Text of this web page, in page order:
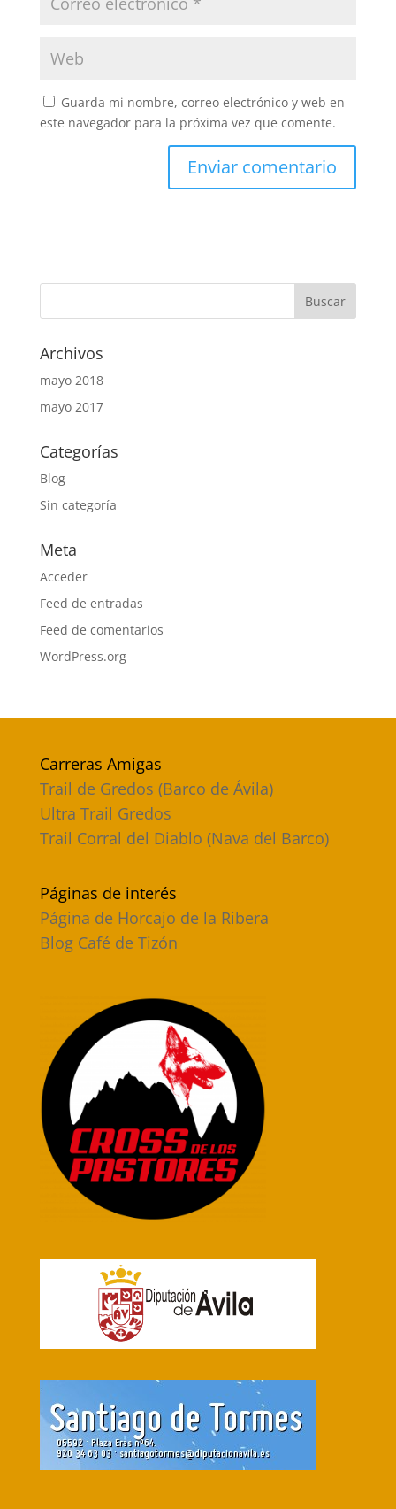
Guarda mi nombre, correo electrónico y web en
este navegador para la próxima vez que comente.
Archivos
mayo 2018
mayo 2017
Categorías
Blog
Sin categoría
Meta
Acceder
Feed de entradas
Feed de comentarios
WordPress.org
Carreras Amigas
Trail de Gredos (Barco de Ávila)
Ultra Trail Gredos
Trail Corral del Diablo (Nava del Barco)
Páginas de interés
Página de Horcajo de la Ribera
Blog Café de Tizón